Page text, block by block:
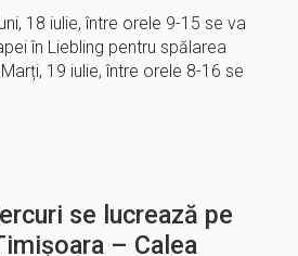
18 iulie, între orele 9-15 se va
în Liebling pentru spălarea
19 iulie, între orele 8-16 se
se lucrează pe
– Calea